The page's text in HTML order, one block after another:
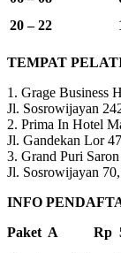
20 – 22
TEMPAT
1. Grage Business
Jl. Sosrowijayan
2. Prima In Hotel
Jl. Gandekan Lor
3. Grand Puri
Jl. Sosrowijayan
INFO
Paket A Rp